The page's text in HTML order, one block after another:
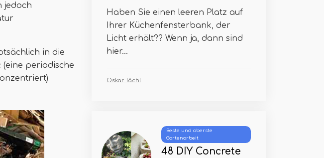
jedoch
in die
periodische
Haben Sie einen leeren Platz auf
Ihrer Küchenfensterbank, der
Licht erhält?? Wenn ja, dann sind
hier...
Oskar Tächl
Beste und oberste
Gartenarbeit
48 DIY Concrete